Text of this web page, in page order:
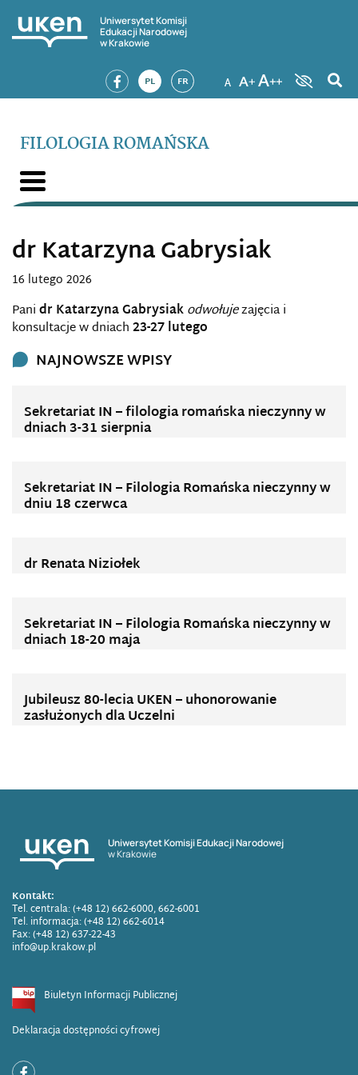
Uniwersytet Komisji
Edukacji Narodowej
w Krakowie
PL FR
FILOLOGIA ROMAŃSKA
dr Katarzyna Gabrysiak
16 lutego 2026
Panidr Katarzyna Gabrysiakodwołujezajęcia i
konsultacje w dniach23-27 lutego
NAJNOWSZE WPISY
Sekretariat IN – filologia romańska nieczynny w
dniach 3-31 sierpnia
Sekretariat IN – Filologia Romańska nieczynny w
dniu 18 czerwca
dr Renata Niziołek
Sekretariat IN – Filologia Romańska nieczynny w
dniach 18-20 maja
Jubileusz 80-lecia UKEN – uhonorowanie
zasłużonych dla Uczelni
Uniwersytet Komisji Edukacji Narodowej
w Krakowie
Kontakt:
Tel. centrala: (+48 12) 662-6000, 662-6001
Tel. informacja: (+48 12) 662-6014
Fax: (+48 12) 637-22-43
info@up.krakow.pl
Biuletyn Informacji Publicznej
Deklaracja dostępności cyfrowej